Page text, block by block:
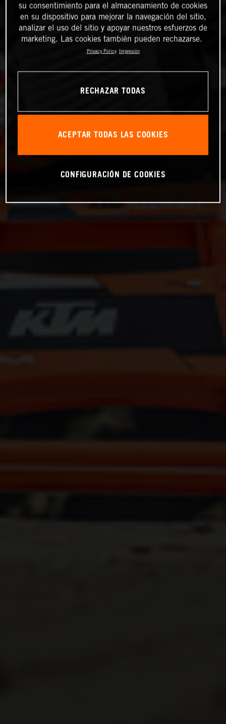
su consentimiento para el almacenamiento de cookies
en su dispositivo para mejorar la navegación del sitio,
analizar el uso del sitio y apoyar nuestros esfuerzos de
marketing. Las cookies también pueden rechazarse.
Privacy Policy Impresión
RECHAZAR TODAS
ACEPTAR TODAS LAS COOKIES
CONFIGURACIÓN DE COOKIES